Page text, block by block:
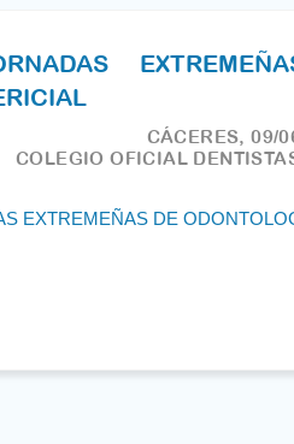
CÁCERES, 09/
COLEGIO OFICIAL
EXTREMEÑAS DE